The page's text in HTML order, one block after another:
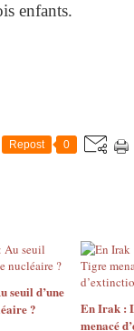
enfants.
Repost 0
seuil d’une
?
En Irak :
menacé